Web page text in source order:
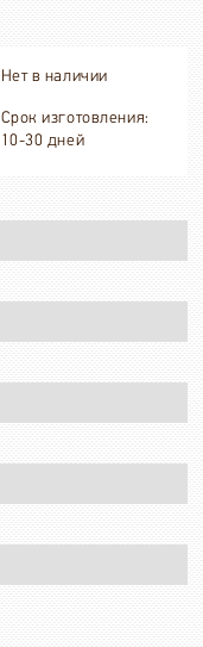
Нет в наличии
Срок изготовления:
10-30 дней